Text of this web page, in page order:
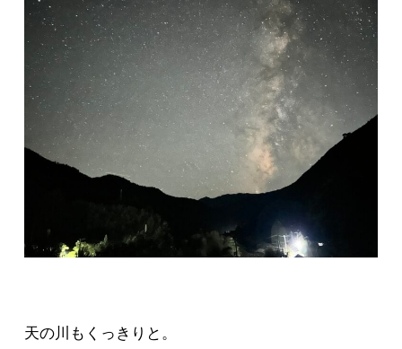
天の川もくっきりと。